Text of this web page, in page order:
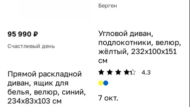
95 990 ₽
Счастливый день
Прямой раскладной
диван, ящик для
белья, велюр, синий,
234x83x103 см
Берген
Угловой диван,
подлокотники, велюр,
жёлтый, 232x100x151
см
4.3
7 окт.